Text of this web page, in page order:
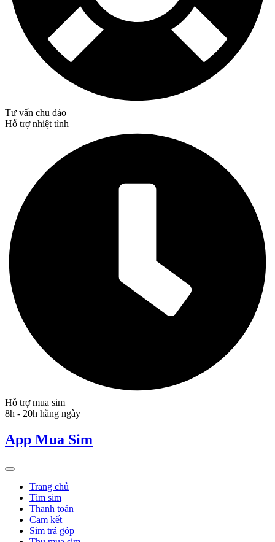
Tư vấn chu đáo
Hỗ trợ nhiệt tình
Hỗ trợ mua sim
8h - 20h hằng ngày
App Mua Sim
Trang chủ
Tìm sim
Thanh toán
Cam kết
Sim trả góp